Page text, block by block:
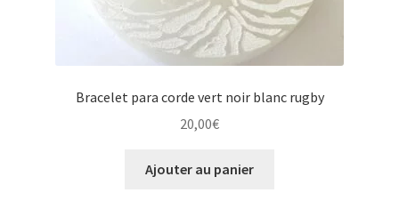
Bracelet para corde vert noir blanc rugby
20,00€
Ajouter au panier